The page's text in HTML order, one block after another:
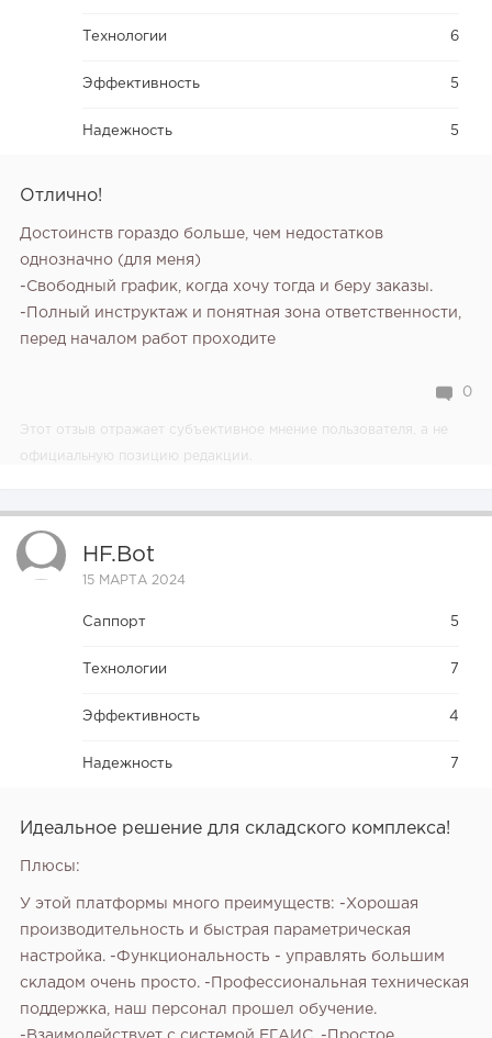
Технологии 6
Эффективность 5
Надежность 5
Отлично!
Достоинств гораздо больше, чем недостатков
однозначно (для меня)
-Свободный график, когда хочу тогда и беру заказы.
-Полный инструктаж и понятная зона ответственности,
перед началом работ проходите
0
Этот отзыв отражает субъективное мнение пользователя, а не
официальную позицию редакции.
HF.bot
15 МАРТА 2024
Саппорт 5
Технологии 7
Эффективность 4
Надежность 7
Идеальное решение для складского комплекса!
Плюсы:
У этой платформы много преимуществ: -Хорошая
производительность и быстрая параметрическая
настройка. -Функциональность - управлять большим
складом очень просто. -Профессиональная техническая
поддержка, наш персонал прошел обучение.